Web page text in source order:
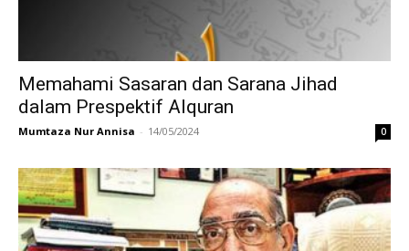
Memahami Sasaran dan Sarana Jihad
dalam Prespektif Alquran
Mumtaza Nur Annisa - 14/05/2024 0